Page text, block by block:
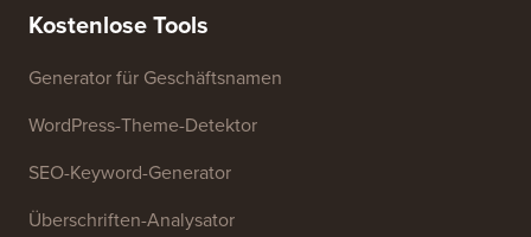
Kostenlose Tools
Generator für Geschäftsnamen
WordPress-Theme-Detektor
SEO-Keyword-Generator
Überschriften-Analysator